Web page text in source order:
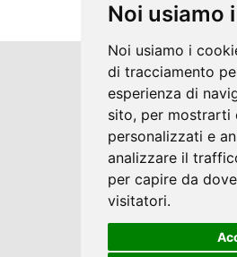
Noi usiamo
Noi usiamo i
di tracciamento
esperienza di
sito, per mostrarti
personalizzati e
analizzare il
per capire da
visitatori.
Copyrights © 2026
Grazia Nicolò Tutti i
Partita Iva:
Privacy e Cookie